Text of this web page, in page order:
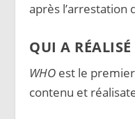
après l’arrestation
QUI A
WHO est le
contenu et